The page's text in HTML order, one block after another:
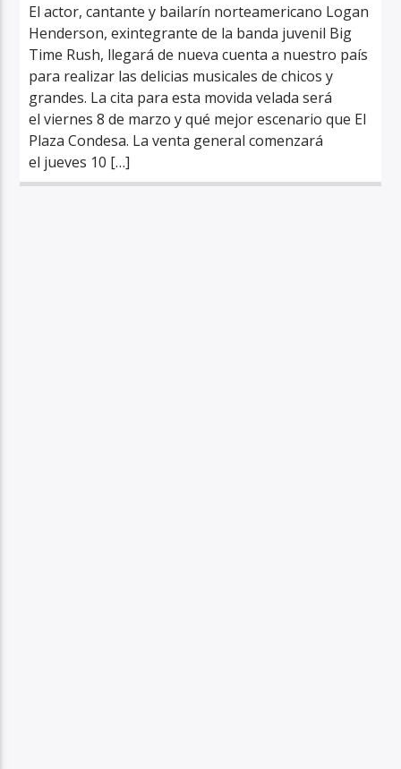
El actor, cantante y bailarín norteamericano Logan
Henderson, exintegrante de la banda juvenil Big
Time Rush, llegará de nueva cuenta a nuestro país
para realizar las delicias musicales de chicos y
grandes. La cita para esta movida velada será
el viernes 8 de marzo y qué mejor escenario que El
Plaza Condesa. La venta general comenzará
el jueves 10 […]